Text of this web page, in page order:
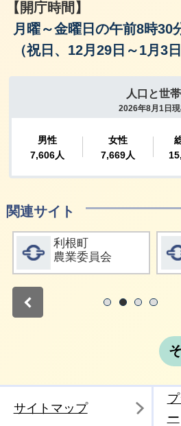
【開庁時間】
月曜～金曜日の午前8時30
（祝日、12月29日～1月3
関連サイト
詳細をみる
利根町
農業委員会
サイトマップ
ー